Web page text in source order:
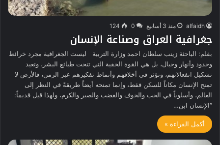
alfaidh منذ 3 أسابيع 0
124
جغرافية العراق وصناعة الإنسان
بقلم: الباحثة زينب سلطان احمد وزارة التربية ليست الجغرافية مجرد خرائط
وحدود وأنهار وجبال، بل هي القوة الخفية التي تنحت طبائع البشر، وتعيد
تشكيل انفعالاتهم، وتؤثر في أخلاقهم وأنماط تفكيرهم عبر الزمن، فالأرض لا
تمنح الإنسان مكاناً للسكن فقط، وإنما تمنحه أيضاً طريقةً في النظر إلى
العالم، وأسلوباً في الحب والخوف والغضب والصبر والكرم، ولهذا قيل قديماً:
“الإنسان ابن…
أكمل القراءة »